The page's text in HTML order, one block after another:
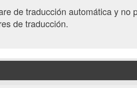
de traducción automática y no
de traducción.